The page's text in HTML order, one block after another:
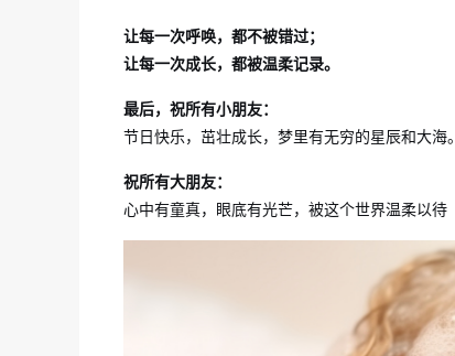
让每一次呼唤，都不被错过；
让每一次成长，都被温柔记录。
最后，祝所有小朋友：
节日快乐，茁壮成长，梦里有无穷的星辰和大海。
祝所有大朋友：
心中有童真，眼底有光芒，被这个世界温柔以待